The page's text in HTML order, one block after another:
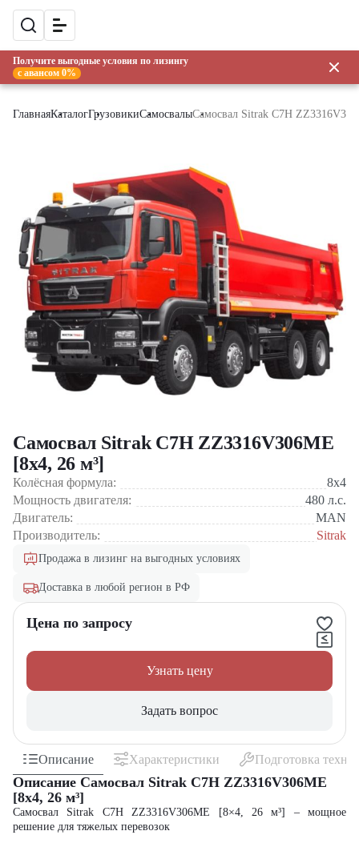
Получите выгодные условия по лизингу
с авансом 0%
ГлавнаяКаталогГрузовикиСамосвалыСамосвал Sitrak C7H
Самосвал Sitrak C7H ZZ3316V306ME
[8x4, 26 м³]
Колёсная формула:
8x4
Мощность двигателя:
480 л.с.
Двигатель:
MAN
Производитель:
Sitrak
Продажа в лизинг на выгодных условиях
Доставка в любой регион в РФ
Цена по запросу
Узнать цену
Задать вопрос
Описание Характеристики Подготовка
Описание Самосвал Sitrak C7H ZZ3316V306ME
[8x4, 26 м³]
Самосвал Sitrak C7H ZZ3316V306ME [8×4, 26 м³] – мощное
решение для тяжелых перевозок